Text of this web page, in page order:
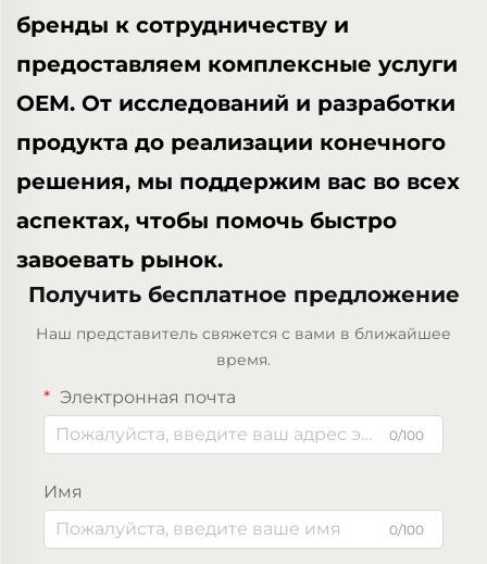
бренды к сотрудничеству и
предоставляем комплексные услуги
OEM. От исследований и разработки
продукта до реализации конечного
решения, мы поддержим вас во всех
аспектах, чтобы помочь быстро
завоевать рынок.
Получить бесплатное предложение
Наш представитель свяжется с вами в ближайшее
время.
Электронная почта
0/100
Имя
0/100